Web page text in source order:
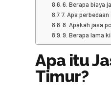
6. Berapa biaya
7. Apa
8. Apakah jasa
9. Berapa lama
Apa itu
Timur?